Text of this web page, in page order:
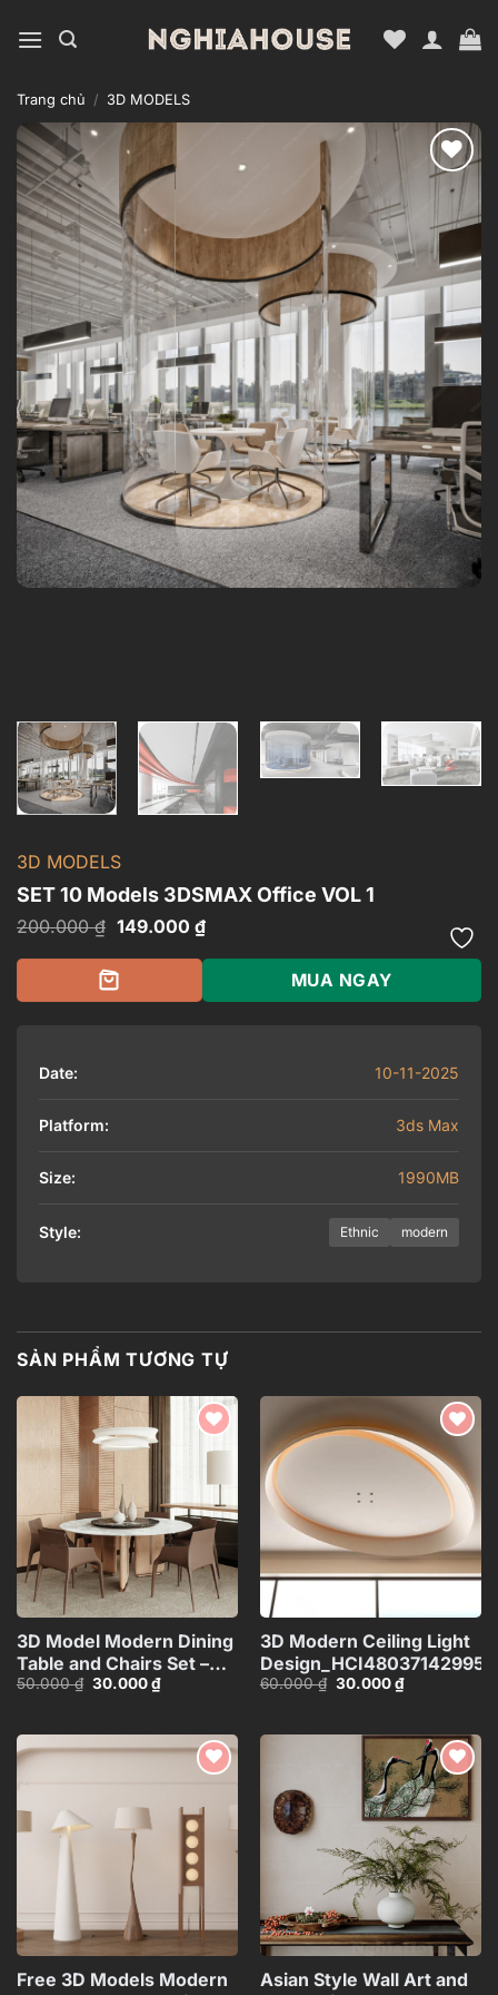
qua
dung
Trang chủ / 3D MODELS
Add to
wishlist
3D MODELS
SET 10 Models 3DSMAX Office VOL 1
200.000₫ Giá
là:
200.000 ₫.
149.000 ₫Giá
hiện
tại
149.000 ₫.
MUA NGAY
Date: 10-11-2025
Platform: 3ds Max
Size: 1990MB
Style: Ethnic modern
SẢN PHẨM TƯƠNG TỰ
Add to
3D Model Modern Dining
Table and Chairs Set –
3ds Max_104552461
50.000₫ Giá
30.000₫Giá
hiện
30.000 ₫.
Add to
wishlist
3D Modern Ceiling Light
60.000₫ Giá
30.000₫Giá
hiện
30.000 ₫.
wishlist
Free 3D Models Modern
Add to
wishlist
Asian Style Wall Art and